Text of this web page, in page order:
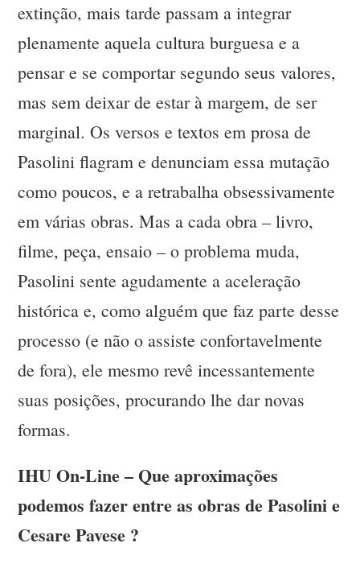
extinção, mais tarde passam a integrar
plenamente aquela cultura burguesa e a
pensar e se comportar segundo seus valores,
mas sem deixar de estar à margem, de ser
marginal. Os versos e textos em prosa de
Pasolini flagram e denunciam essa mutação
como poucos, e a retrabalha obsessivamente
em várias obras. Mas a cada obra – livro,
filme, peça, ensaio – o problema muda,
Pasolini sente agudamente a aceleração
histórica e, como alguém que faz parte desse
processo (e não o assiste confortavelmente
de fora), ele mesmo revê incessantemente
suas posições, procurando lhe dar novas
formas.
IHU On-Line – Que aproximações
podemos fazer entre as obras de Pasolini e
Cesare Pavese ?